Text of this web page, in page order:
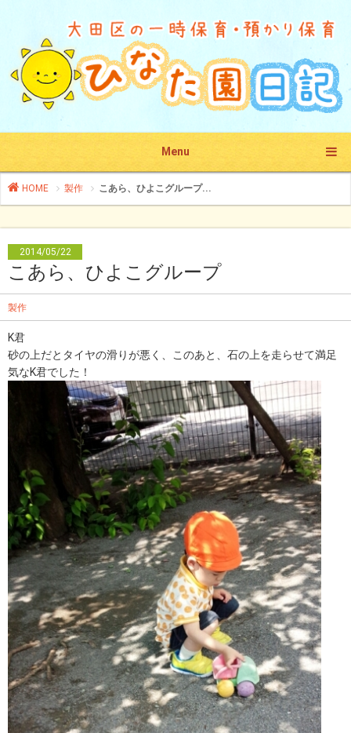
Menu
HOME 製作 こあら、ひよこグループ...
2014/05/22
こあら、ひよこグループ
製作
K君
砂の上だとタイヤの滑りが悪く、このあと、石の上を走らせて満足
気なK君でした！